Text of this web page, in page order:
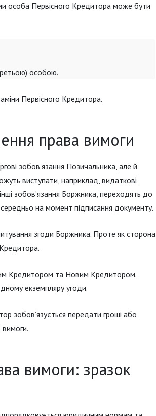
особа Первісного Кредитора може бути
особою.
Первісного Кредитора.
права вимоги
зобов’язання Позичальника, але й
виступати, наприклад, видаткові
зобов’язання Боржника, переходять до
на момент підписання документу.
згоди Боржника. Проте як сторона
Кредитором та Новим Кредитором.
екземпляру угоди.
зобов’язується передати гроші або
вимоги: зразок